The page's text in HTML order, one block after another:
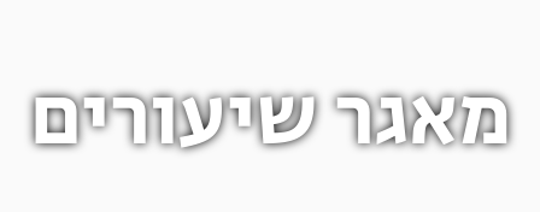
מאגר שיעורים